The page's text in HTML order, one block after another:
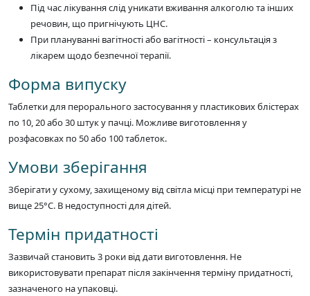
Під час лікування слід уникати вживання алкоголю та інших
речовин, що пригнічують ЦНС.
При плануванні вагітності або вагітності – консультація з
лікарем щодо безпечної терапії.
Форма випуску
Таблетки для перорального застосування у пластикових блістерах
по 10, 20 або 30 штук у пачці. Можливе виготовлення у
розфасовках по 50 або 100 таблеток.
Умови зберігання
Зберігати у сухому, захищеному від світла місці при температурі не
вище 25°C. В недоступності для дітей.
Термін придатності
Зазвичай становить 3 роки від дати виготовлення. Не
використовувати препарат після закінчення терміну придатності,
зазначеного на упаковці.